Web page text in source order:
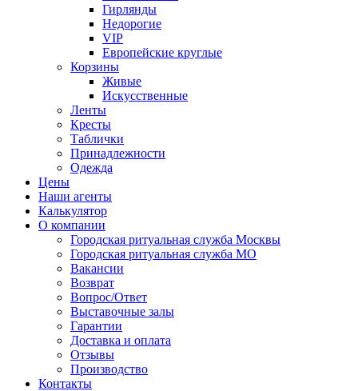
Гирлянды
Недорогие
VIP
Европейские круглые
Корзины
Живые
Искусственные
Ленты
Кресты
Таблички
Принадлежности
Одежда
Цены
Наши агенты
Калькулятор
О компании
Городская ритуальная служба Москвы
Городская ритуальная служба МО
Вакансии
Возврат
Вопрос/Ответ
Выставочные залы
Гарантии
Доставка и оплата
Отзывы
Производство
Контакты